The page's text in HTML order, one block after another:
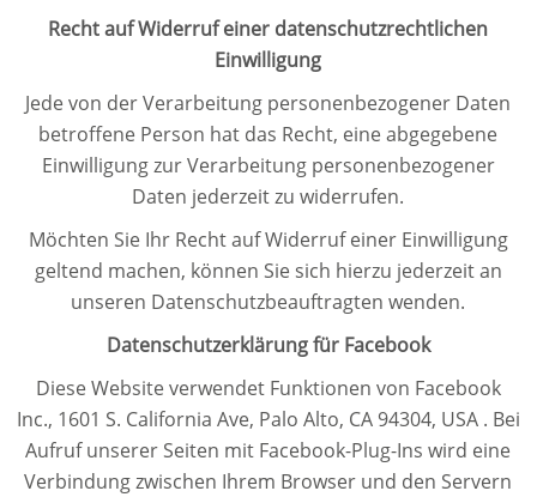
Recht auf Widerruf einer datenschutzrechtlichen
Einwilligung
Jede von der Verarbeitung personenbezogener Daten
betroffene Person hat das Recht, eine abgegebene
Einwilligung zur Verarbeitung personenbezogener
Daten jederzeit zu widerrufen.
Möchten Sie Ihr Recht auf Widerruf einer Einwilligung
geltend machen, können Sie sich hierzu jederzeit an
unseren Datenschutzbeauftragten wenden.
Datenschutzerklärung für Facebook
Diese Website verwendet Funktionen von Facebook
Inc., 1601 S. California Ave, Palo Alto, CA 94304, USA . Bei
Aufruf unserer Seiten mit Facebook-Plug-Ins wird eine
Verbindung zwischen Ihrem Browser und den Servern